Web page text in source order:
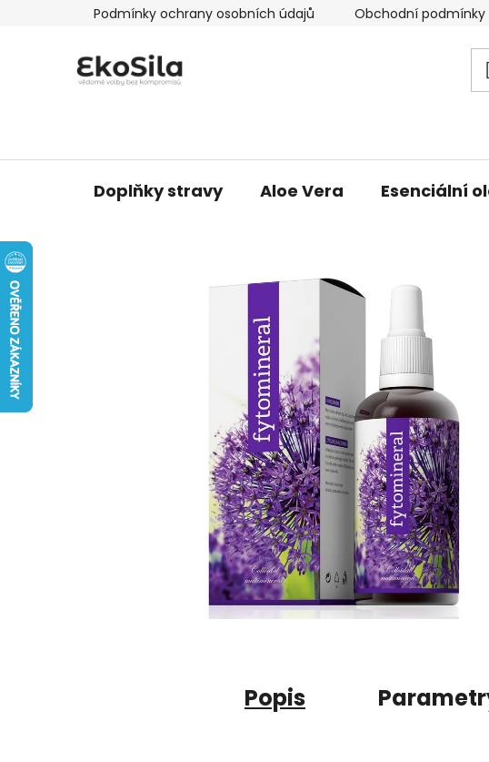
Podmínky ochrany osobních údajů Obchodní podmínky
Doplňky stravy Aloe Vera Esenciální
Popis